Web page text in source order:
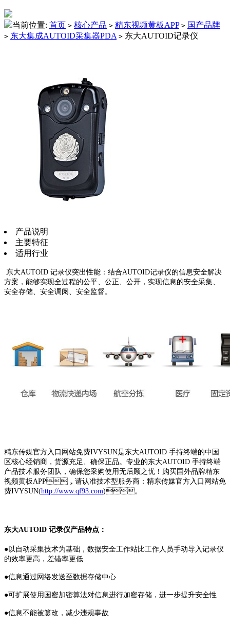
当前位置: 首页 > 核心产品 > 精东视频黄板APP > 国产品牌
> 东大集成AUTOID采集器PDA > 东大AUTOID记录仪
产品说明
主要特征
适用行业
东大AUTOID 记录仪突出性能：结合AUTOID记录仪的信息安全解决
方案，能够实现全过程的公平、公正、公开，实现信息的安全采集、
安全存储、安全调阅、安全监督。
精东传媒官方入口网站免费IVYSUN是东大AUTOID 手持终端的中国
区核心经销商，货源充足、确保正品。专业的东大AUTOID 手持终端
产品技术服务团队，确保您采购使用无后顾之忧！购买国外品牌精东
视频黄板APP，请认准技术型服务商：精东传媒官方入口网站免
费IVYSUN(http://www.qf93.com)。
东大AUTOID 记录仪产品特点：
●以自动采集技术为基础，数据安全工作站比工作人员手动导入记录仪
的效率更高，差错率更低
●信息通过网络发送至数据存储中心
●可扩展使用国密加密算法对信息进行加密存储，进一步提升安全性
●信息不能被篡改，减少违规事故